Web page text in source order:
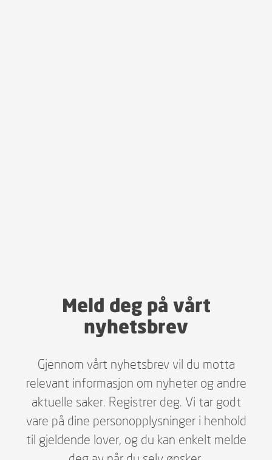
Meld deg på vårt
nyhetsbrev
Gjennom vårt nyhetsbrev vil du motta
relevant informasjon om nyheter og andre
aktuelle saker. Registrer deg. Vi tar godt
vare på dine personopplysninger i henhold
til gjeldende lover, og du kan enkelt melde